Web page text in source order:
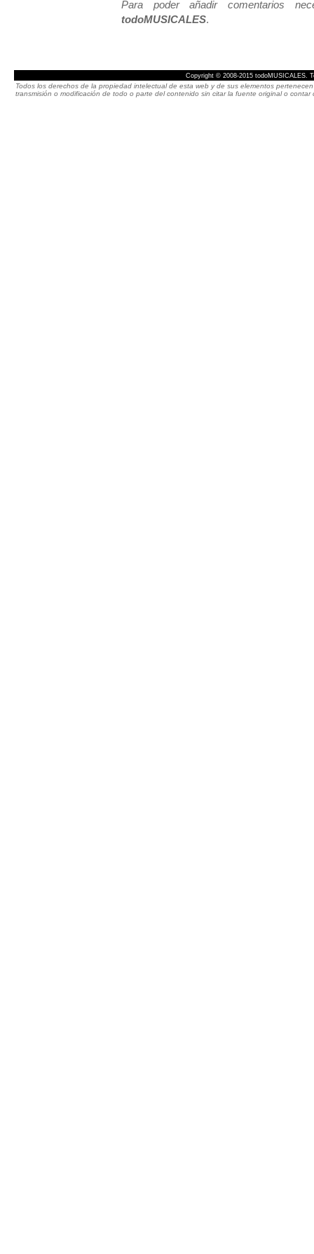
Para poder añadir comentarios
todoMUSICALES.
Copyright © 2008-2015 todoMUSICALES.
Todos los derechos de la propiedad intelectual de esta web y de sus elementos
transmisión o modificación de todo o parte del contenido sin citar la fuente original o